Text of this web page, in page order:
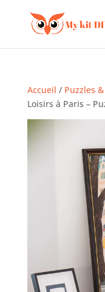
Accueil / Puzzles
Loisirs à Paris –